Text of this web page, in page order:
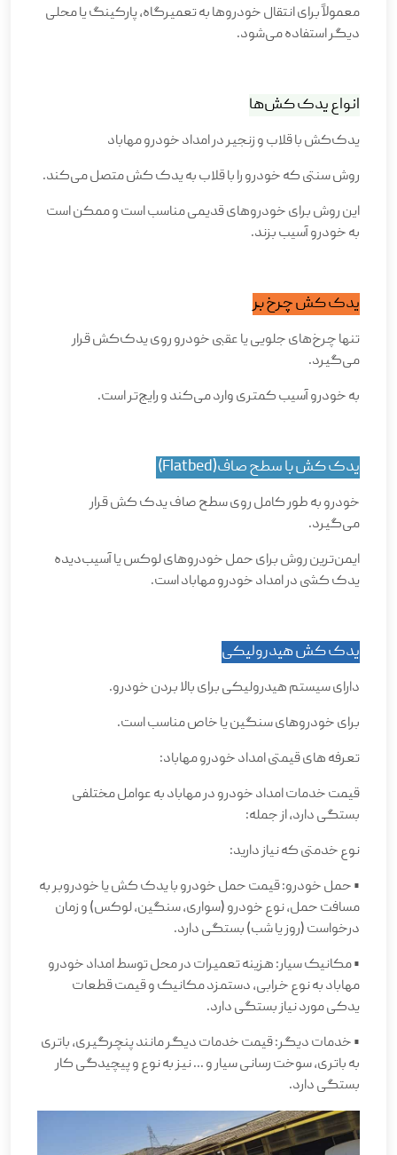
معمولاً برای انتقال خودروها به تعمیرگاه، پارکینگ یا محلی
دیگر استفاده می‌شود.
انواع یدک ‌کش‌ها
یدک‌کش با قلاب و زنجیر در امداد خودرو مهاباد
روش سنتی که خودرو را با قلاب به یدک ‌کش متصل می‌کند.
این روش برای خودروهای قدیمی مناسب است و ممکن است
به خودرو آسیب بزند.
یدک‌ کش چرخ ‌بر
تنها چرخ‌های جلویی یا عقبی خودرو روی یدک‌کش قرار
می‌گیرد.
به خودرو آسیب کمتری وارد می‌کند و رایج‌تر است.
یدک ‌کش با سطح صاف(Flatbed)
خودرو به ‌طور کامل روی سطح صاف یدک ‌کش قرار
می‌گیرد.
ایمن‌ترین روش برای حمل خودروهای لوکس یا آسیب‌دیده
یدک کشی در امداد خودرو مهاباد است.
یدک ‌کش هیدرولیکی
دارای سیستم هیدرولیکی برای بالا بردن خودرو.
برای خودروهای سنگین یا خاص مناسب است.
تعرفه های قیمتی امداد خودرو مهاباد:
قیمت خدمات امداد خودرو در مهاباد به عوامل مختلفی
بستگی دارد، از جمله:
نوع خدمتی که نیاز دارید:
•حمل خودرو: قیمت حمل خودرو با یدک کش یا خودروبر به
مسافت حمل، نوع خودرو (سواری، سنگین، لوکس) و زمان
درخواست (روز یا شب) بستگی دارد.
•مکانیک سیار: هزینه تعمیرات در محل توسط امداد خودرو
مهاباد به نوع خرابی، دستمزد مکانیک و قیمت قطعات
یدکی مورد نیاز بستگی دارد.
•خدمات دیگر: قیمت خدمات دیگر مانند پنچرگیری، باتری
به باتری، سوخت رسانی سیار و ... نیز به نوع و پیچیدگی کار
بستگی دارد.